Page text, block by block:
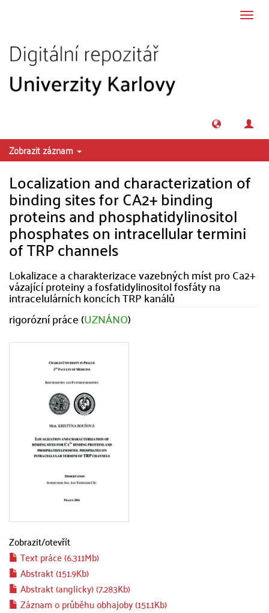
Zobrazit záznam
Localization and characterization of
binding sites for CA2+ binding
proteins and phosphatidylinositol
phosphates on intracellular termini
of TRP channels
Lokalizace a charakterizace vazebných míst pro Ca2+
vázající proteiny a fosfatidylinositol fosfáty na
intracelulárních koncích TRP kanálů
rigorózní práce (UZNÁNO)
Zobrazit/otevřít
Text práce (6.311Mb)
Abstrakt (151.9Kb)
Abstrakt (anglicky) (7.283Kb)
Záznam o průběhu obhajoby (151.1Kb)